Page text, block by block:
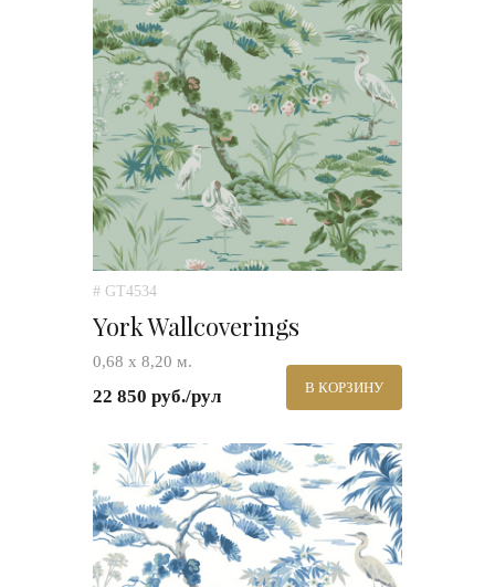
# GT4534
York Wallcoverings
0,68 х 8,20 м.
22 850 руб./рул В КОРЗИНУ